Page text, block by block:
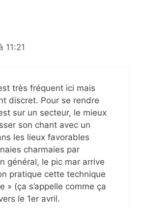
11:21
très fréquent ici mais
discret. Pour se rendre
sur un secteur, le mieux
son chant avec un
les lieux favorables
charmaies par
général, le pic mar arrive
pratique cette technique
» (ça s’appelle comme ça
le 1er avril.